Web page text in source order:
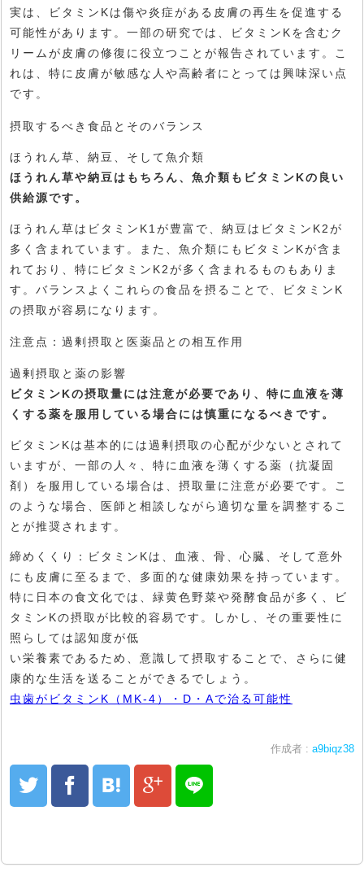
実は、ビタミンKは傷や炎症がある皮膚の再生を促進する
可能性があります。一部の研究では、ビタミンKを含むク
リームが皮膚の修復に役立つことが報告されています。こ
れは、特に皮膚が敏感な人や高齢者にとっては興味深い点
です。
摂取するべき食品とそのバランス
ほうれん草、納豆、そして魚介類
ほうれん草や納豆はもちろん、魚介類もビタミンKの良い
供給源です。
ほうれん草はビタミンK1が豊富で、納豆はビタミンK2が
多く含まれています。また、魚介類にもビタミンKが含ま
れており、特にビタミンK2が多く含まれるものもありま
す。バランスよくこれらの食品を摂ることで、ビタミンK
の摂取が容易になります。
注意点：過剰摂取と医薬品との相互作用
過剰摂取と薬の影響
ビタミンKの摂取量には注意が必要であり、特に血液を薄
くする薬を服用している場合には慎重になるべきです。
ビタミンKは基本的には過剰摂取の心配が少ないとされて
いますが、一部の人々、特に血液を薄くする薬（抗凝固
剤）を服用している場合は、摂取量に注意が必要です。こ
のような場合、医師と相談しながら適切な量を調整するこ
とが推奨されます。
締めくくり：ビタミンKは、血液、骨、心臓、そして意外
にも皮膚に至るまで、多面的な健康効果を持っています。
特に日本の食文化では、緑黄色野菜や発酵食品が多く、ビ
タミンKの摂取が比較的容易です。しかし、その重要性に
照らしては認知度が低
い栄養素であるため、意識して摂取することで、さらに健
康的な生活を送ることができるでしょう。
虫歯がビタミンK（MK-4）・D・Aで治る可能性
作成者 : a9biqz38